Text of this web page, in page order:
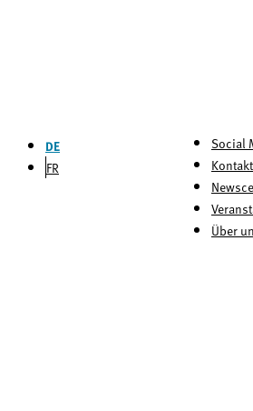
Social
Kontakt
Über
DE
FR